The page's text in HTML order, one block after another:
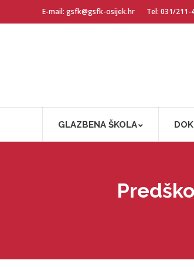
E-mail: gsfk@gsfk-osijek.hr Tel: 031/
GLAZBENA ŠKOLA